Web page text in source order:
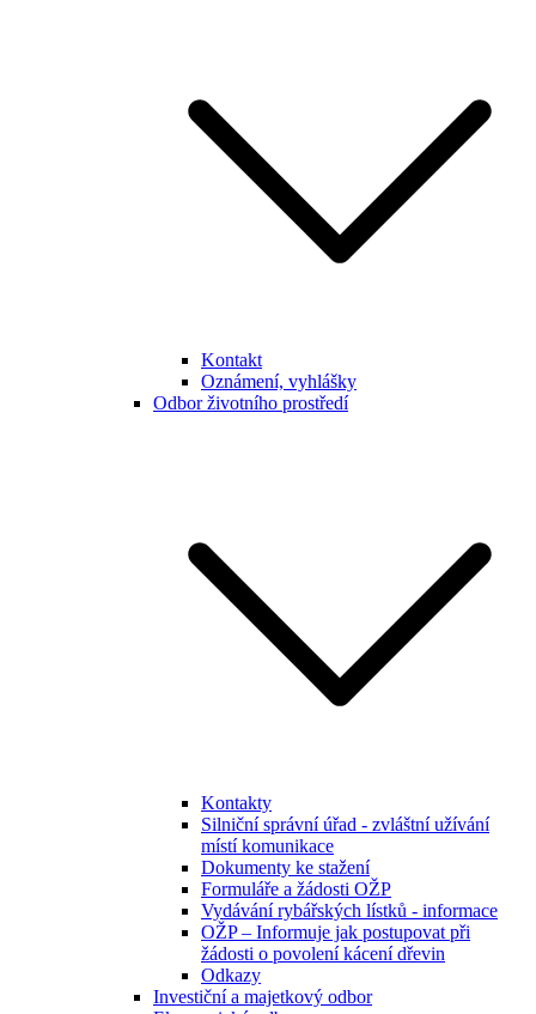
Kontakt
Oznámení, vyhlášky
Odbor životního prostředí
Kontakty
Silniční správní úřad - zvláštní užívání
místí komunikace
Dokumenty ke stažení
Formuláře a žádosti OŽP
Vydávání rybářských lístků - informace
OŽP – Informuje jak postupovat při
žádosti o povolení kácení dřevin
Odkazy
Investiční a majetkový odbor